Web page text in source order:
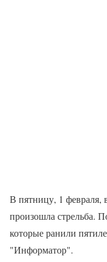
В пятницу, 1 февраля,
произошла стрельба.
которые ранили
"Информатор".